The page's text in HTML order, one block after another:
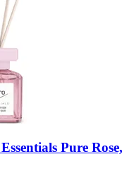
Pure Rose,